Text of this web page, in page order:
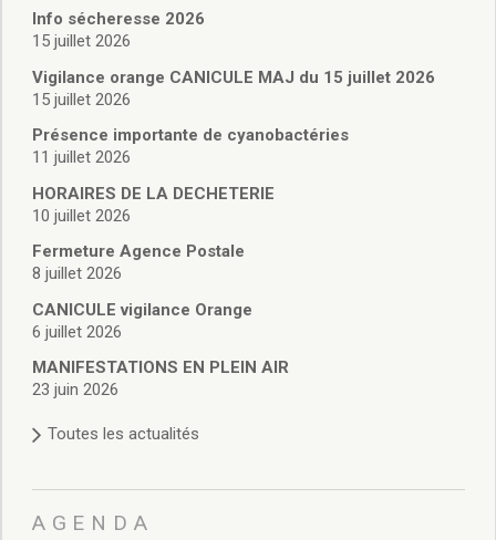
Affaires Scolaires
Vie associative
Police Municipale/règlementation
Cimetière/réglementation funéraire
Services en ligne
Licences boissons
Cadastre
Actes d’état civil
Budget de Fonctionnement
Budget d’Investissement
Conseils municipaux
Règlement du conseil municipal
Délibérations 2025
Délibérations 2022
Info sécheresse 2026
15 juillet 2026
Vigilance orange CANICULE MAJ du 15 juillet 2026
15 juillet 2026
Présence importante de cyanobactéries
11 juillet 2026
HORAIRES DE LA DECHETERIE
10 juillet 2026
Fermeture Agence Postale
8 juillet 2026
CANICULE vigilance Orange
6 juillet 2026
MANIFESTATIONS EN PLEIN AIR
23 juin 2026
Toutes les actualités
AGENDA